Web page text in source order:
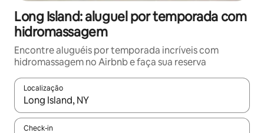
Long Island: aluguel por temporada com
hidromassagem
Encontre aluguéis por temporada incríveis com
hidromassagem no Airbnb e faça sua reserva
Localização
Quando os resultados estiverem disponíveis, explore-os
Check-in